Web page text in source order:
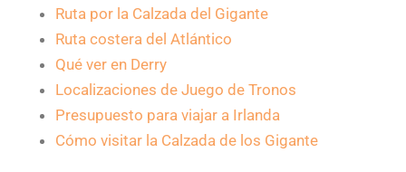
Ruta por la Calzada del Gigante
Ruta costera del Atlántico
Qué ver en Derry
Localizaciones de Juego de Tronos
Presupuesto para viajar a Irlanda
Cómo visitar la Calzada de los Gigante